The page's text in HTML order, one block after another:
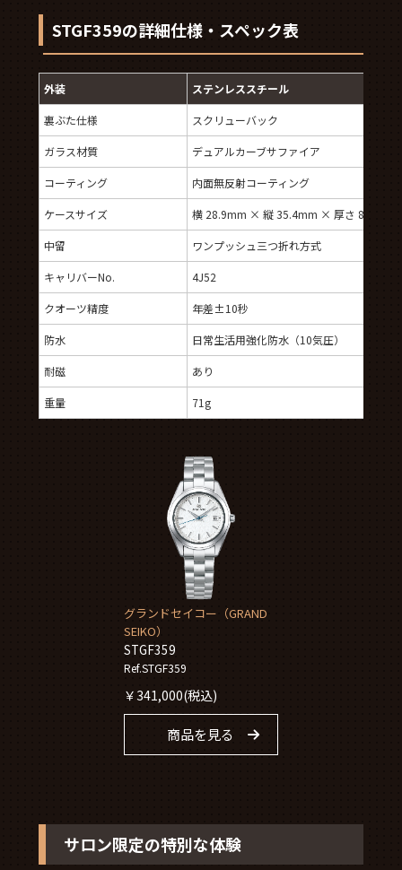
STGF359の詳細仕様・スペック表
外装 ステンレススチール
裏ぶた仕様 スクリューバック
ガラス材質 デュアルカーブサファイア
コーティング 内面無反射コーティング
ケースサイズ 横 28.9mm × 縦 35.4mm × 厚さ 8.7mm
中留 ワンプッシュ三つ折れ方式
キャリバーNo. 4J52
クオーツ精度 年差±10秒
防水 日常生活用強化防水（10気圧）
耐磁 あり
重量 71g
グランドセイコー（GRAND
SEIKO）
STGF359
Ref.STGF359
￥341,000(税込)
商品を見る
サロン限定の特別な体験